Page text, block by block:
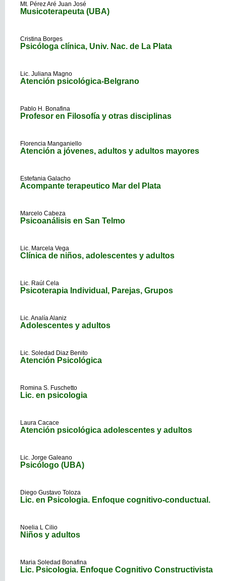
Mt. Pérez Aré Juan José
Musicoterapeuta (UBA)
Cristina Borges
Psicóloga clínica, Univ. Nac. de La Plata
Lic. Juliana Magno
Atención psicológica-Belgrano
Pablo H. Bonafina
Profesor en Filosofía y otras disciplinas
Florencia Manganiello
Atención a jóvenes, adultos y adultos mayores
Estefania Galacho
Acompante terapeutico Mar del Plata
Marcelo Cabeza
Psicoanálisis en San Telmo
Lic. Marcela Vega
Clínica de niños, adolescentes y adultos
Lic. Raúl Cela
Psicoterapia Individual, Parejas, Grupos
Lic. Analía Alaniz
Adolescentes y adultos
Lic. Soledad Diaz Benito
Atención Psicológica
Romina S. Fuschetto
Lic. en psicologia
Laura Cacace
Atención psicológica adolescentes y adultos
Lic. Jorge Galeano
Psicólogo (UBA)
Diego Gustavo Toloza
Lic. en Psicologia. Enfoque cognitivo-conductual.
Noelia L Cilio
Niños y adultos
Maria Soledad Bonafina
Lic. Psicologia. Enfoque Cognitivo Constructivista